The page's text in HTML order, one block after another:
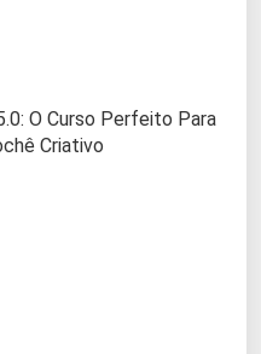
O Curso Perfeito Para
Criativo